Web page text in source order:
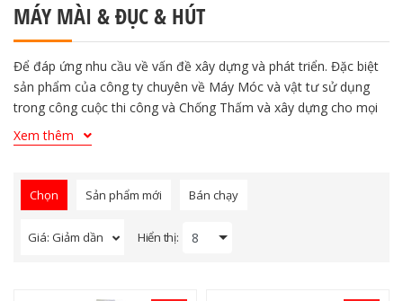
MÁY MÀI & ĐỤC & HÚT
Để đáp ứng nhu cầu về vấn đề xây dựng và phát triển. Đặc biệt
sản phẩm của công ty chuyên về Máy Móc và vật tư sử dụng
trong công cuộc thi công và Chống Thấm và xây dựng cho mọi
công trình. Trải qua hơn 5 năm phát triển, Công Ty luôn lấy
khách hàng làm gốc.
sản phẩm của công ty chuyên về Máy Móc và vật tư sử dụng
trong công cuộc thi công và Chống Thấm và xây dựng cho mọi
công trình. Trải qua hơn 5 năm phát triển, Công Ty luôn lấy
Xem thêm
Chọn Sản phẩm mới Bán chạy
Giá: Giảm dần Hiển thị: